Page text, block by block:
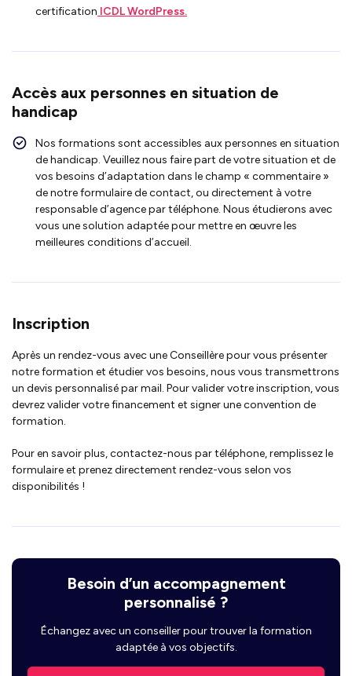
certification ICDL WordPress.
Accès aux personnes en situation de
handicap
Nos formations sont accessibles aux personnes en situation
de handicap. Veuillez nous faire part de votre situation et de
vos besoins d’adaptation dans le champ « commentaire »
de notre formulaire de contact, ou directement à votre
responsable d’agence par téléphone. Nous étudierons avec
vous une solution adaptée pour mettre en œuvre les
meilleures conditions d’accueil.
Inscription
Après un rendez-vous avec une Conseillère pour vous présenter
notre formation et étudier vos besoins, nous vous transmettrons
un devis personnalisé par mail. Pour valider votre inscription, vous
devrez valider votre financement et signer une convention de
formation.
Pour en savoir plus, contactez-nous par téléphone, remplissez le
formulaire et prenez directement rendez-vous selon vos
disponibilités !
Besoin d’un accompagnement
personnalisé ?
Échangez avec un conseiller pour trouver la formation
adaptée à vos objectifs.